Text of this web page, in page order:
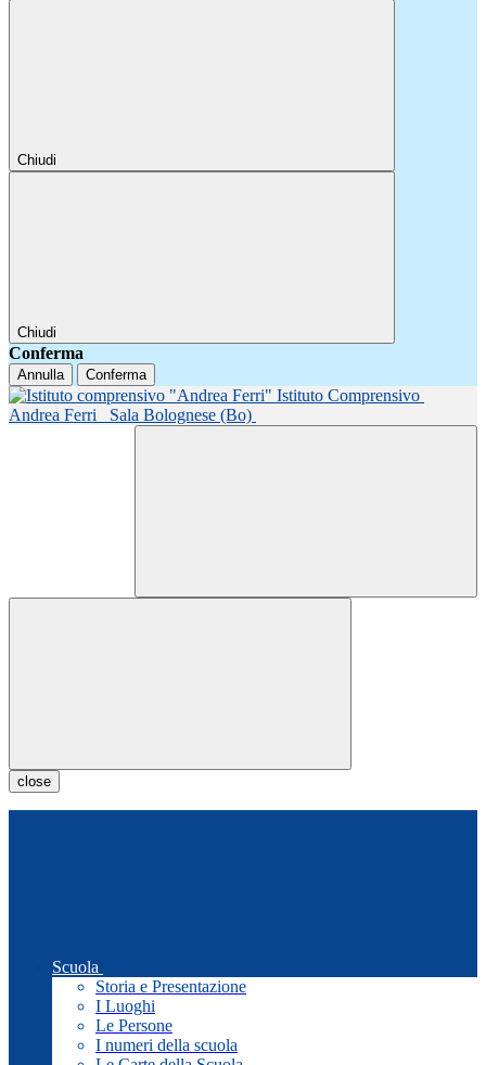
Chiudi
Chiudi
Conferma
Annulla Conferma
Istituto Comprensivo
Andrea Ferri
Sala Bolognese (Bo)
close
Scuola
Storia e Presentazione
I Luoghi
Le Persone
I numeri della scuola